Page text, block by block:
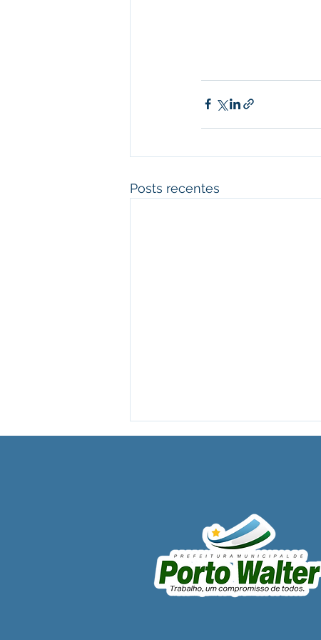
Posts recentes
A Revolução Acreana: Do
Ouro Branco à Incorporação
Nacional